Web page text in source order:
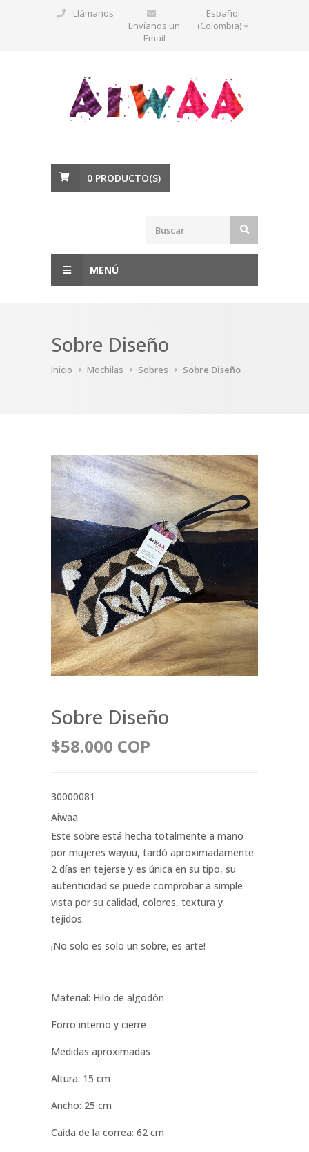
Llámanos
Envíanos un
Email
Español
(Colombia)
0 PRODUCTO(S)
MENÚ
Sobre Diseño
Inicio Mochilas Sobres Sobre Diseño
Sobre Diseño
$58.000 COP
30000081
Aiwaa
Este sobre está hecha totalmente a mano
por mujeres wayuu, tardó aproximadamente
2 días en tejerse y es única en su tipo, su
autenticidad se puede comprobar a simple
vista por su calidad, colores, textura y
tejidos.
¡No solo es solo un sobre, es arte!
Material: Hilo de algodón
Forro interno y cierre
Medidas aproximadas
Altura: 15 cm
Ancho: 25 cm
Caída de la correa: 62 cm